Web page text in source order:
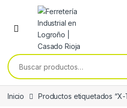
Skip to navigation
Skip to content
Buscar por:
Inicio Productos etiquetados “X-